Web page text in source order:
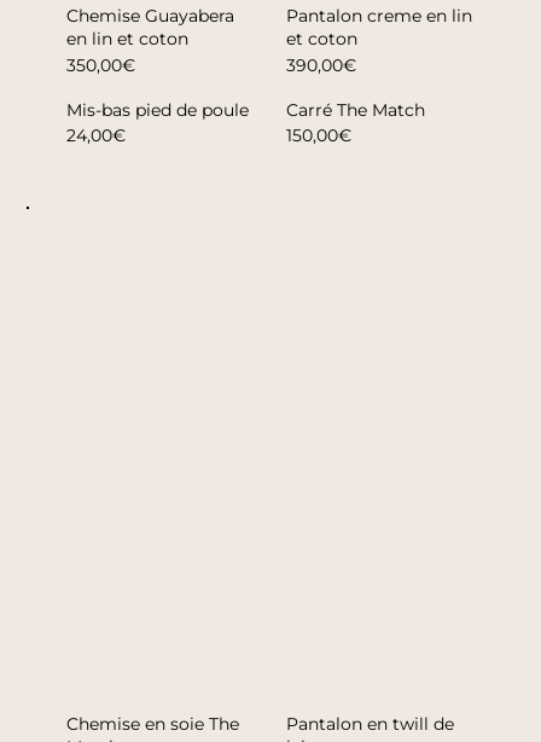
Chemise Guayabera
en lin et coton
350,00€
Pantalon creme en lin
et coton
390,00€
Mis-bas pied de poule
24,00€
Carré The Match
150,00€
Chemise en soie The
Pantalon en twill de